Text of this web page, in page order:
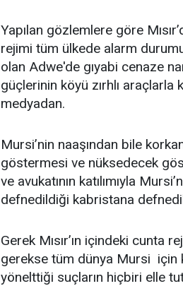
Yapılan gözlemlere göre
rejimi tüm ülkede alarm
olan Adwe'de gıyabi cenaze
güçlerinin köyü zırhlı araçlarla
medyadan.
Mursi’nin naaşından bile
göstermesi ve nüksedecek
ve avukatının katılımıyla
defnedildiği kabristana
Gerek Mısır’ın içindeki cunta
gerekse tüm dünya Mursi için
yönelttiği suçların hiçbiri elle